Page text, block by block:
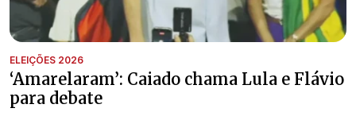
ELEIÇÕES 2026
‘Amarelaram’: Caiado chama Lula e Flávio
para debate